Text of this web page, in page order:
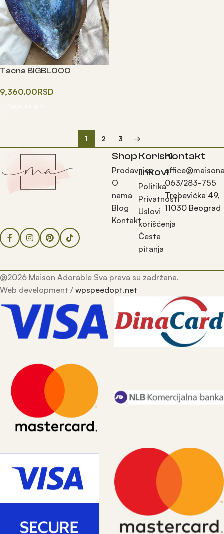
Tacna BIGBLOOO
9,360.00RSD
1 2 3 →
Shop
Prodavnica
O
nama
Blog
Kontakt
Korisni
linkovi
Politika
Privatnosti
Uslovi
korišćenja
Česta
pitanja
Kontakt
063/283-755
Trebevićka 49,
11030 Beograd
@2026 Maison Adorable Sva prava su zadržana.
Web development / wpspeedopt.net